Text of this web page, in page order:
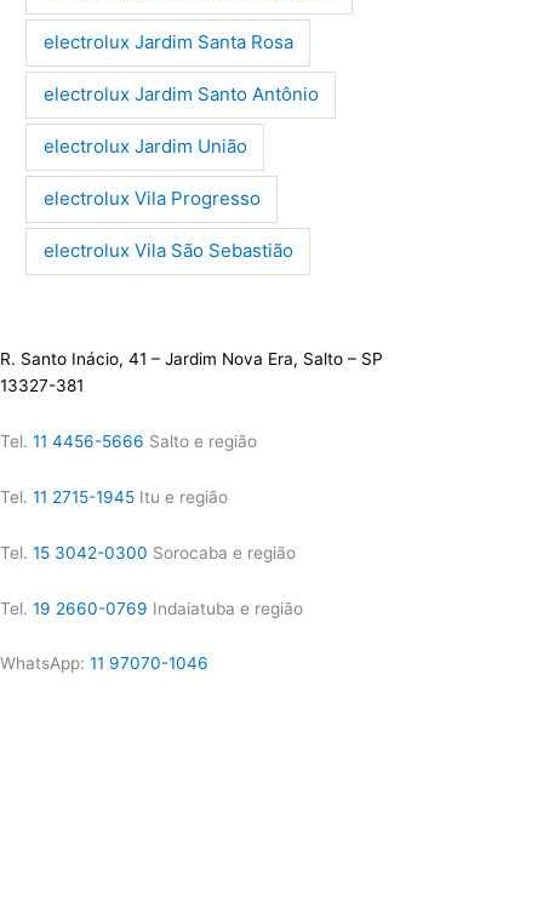
electrolux Jardim Santa Rosa
electrolux Jardim Santo Antônio
electrolux Jardim União
electrolux Vila Progresso
electrolux Vila São Sebastião
R. Santo Inácio, 41 – Jardim Nova Era, Salto – SP
13327-381
Tel. 11 4456-5666 Salto e região
Tel. 11 2715-1945 Itu e região
Tel. 15 3042-0300 Sorocaba e região
Tel. 19 2660-0769 Indaiatuba e região
WhatsApp: 11 97070-1046